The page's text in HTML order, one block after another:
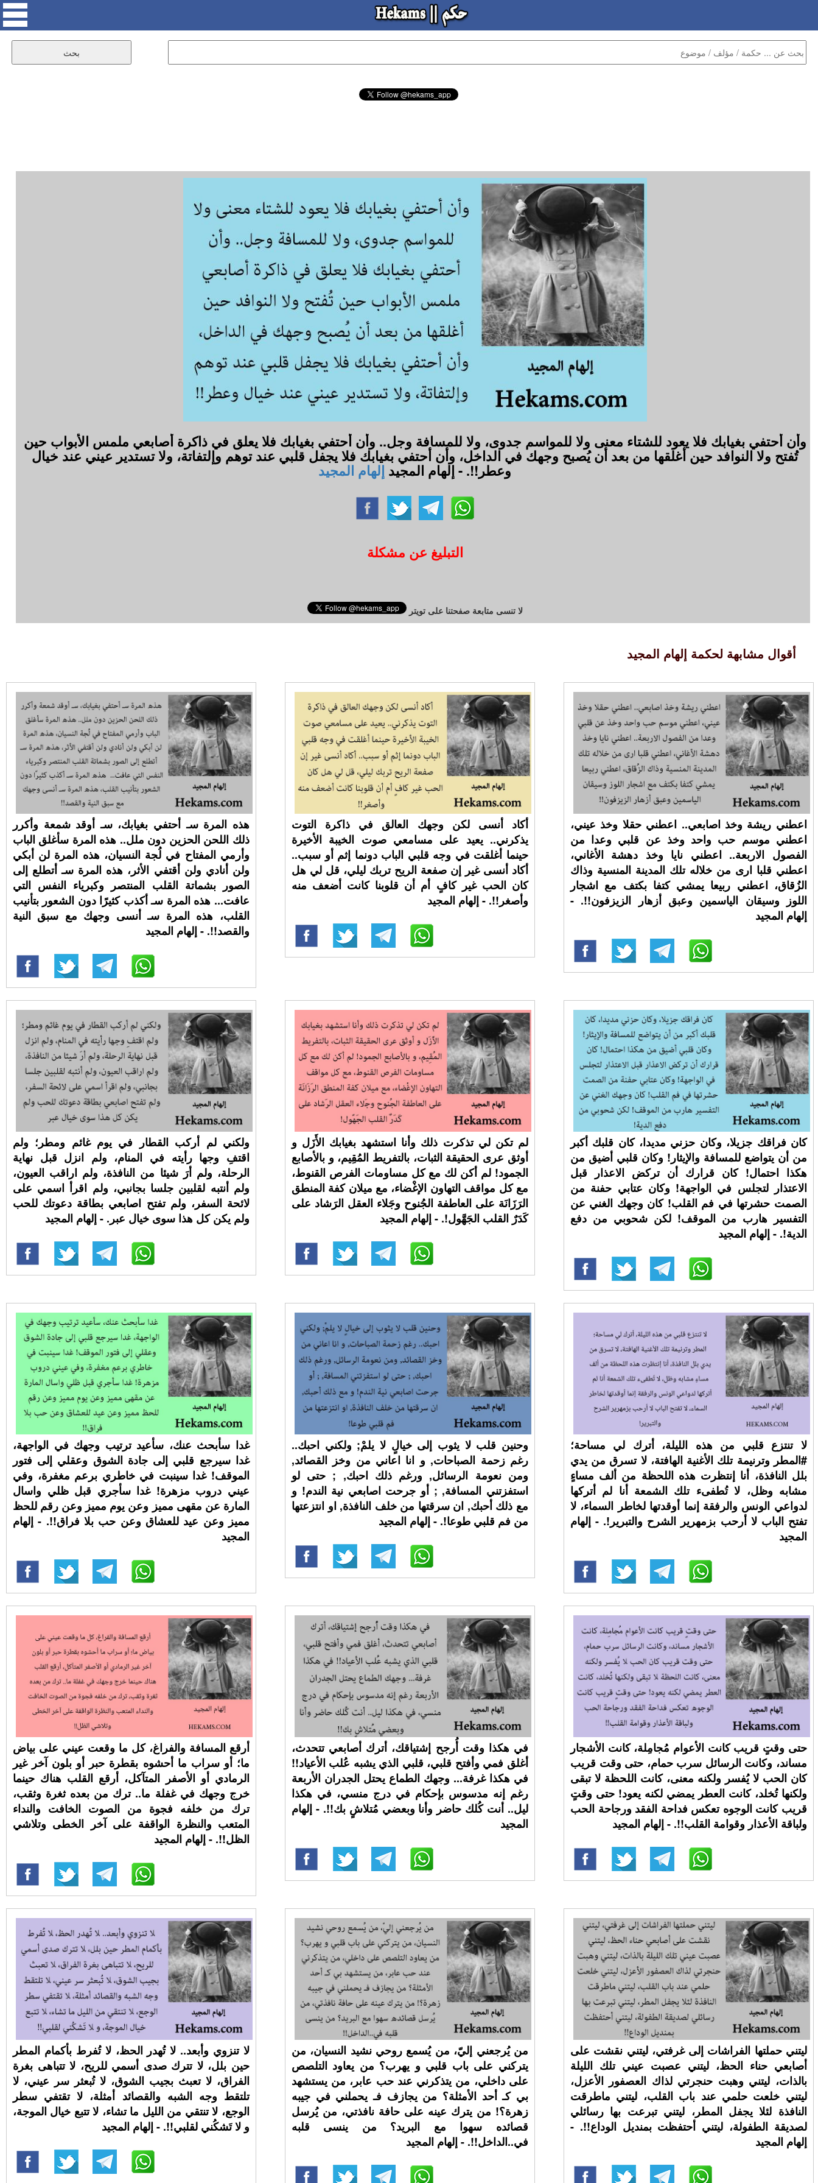
وأن أحتفي بغيابك فلا يعود للشتاء معنى ولا للمواسم جدوى، ولا للمسافة وجل.. وأن أحتفي بغيابك فلا يعلق في ذاكرة أصابعي ملمس الأبواب حين
تُفتح ولا النوافد حين أغلقها من بعد أن يُصبح وجهك في الداخل، وأن أحتفي بغيابك فلا يجفل قلبي عند توهم وإلتفاتة، ولا تستدير عيني عند خيال
وعطر!!. - إلهام المجيد إلهام المجيد
التبليغ عن مشكلة
لا تنسى متابعة صفحتنا على تويتر
أقوال مشابهة لحكمة إلهام المجيد
هذه المرة سـ أحتفي بغيابك، سـ أوقد شمعة وأكرر
ذلك اللحن الحزين دون ملل.. هذه المرة سأغلق الباب
وأرمي المفتاح في لُجة النسيان، هذه المرة لن أبكي
ولن أنادي ولن أقتفي الأثر، هذه المرة سـ أتطلع إلى
الصور بشماتة القلب المنتصر وكبرياء النفس التي
عافت... هذه المرة سـ أكذب كثيرًا دون الشعور بتأنيب
القلب، هذه المرة سـ أنسى وجهك مع سبق النية
والقصد!!. - إلهام المجيد
أكاد أنسى لكن وجهك العالق في ذاكرة التوت
يذكرني.. يعيد على مسامعي صوت الخيبة الأخيرة
حينما أغلقت في وجه قلبي الباب دونما إثم أو سبب..
أكاد أنسى غير إن صفعة الريح تربك ليلي، قل لي هل
كان الحب غير كافٍ أم أن قلوبنا كانت أضعف منه
وأصغر!!. - إلهام المجيد
اعطني ريشة وخذ اصابعي.. اعطني حقلا وخذ عيني،
اعطني موسم حب واحد وخذ عن قلبي وعدا من
الفصول الاربعة.. اعطني نايا وخذ دهشة الأغاني،
اعطني قلبا ارى من خلاله تلك المدينة المنسية وذاك
الزُقاق، اعطني ربيعا يمشي كتفا بكتف مع اشجار
اللوز وسيقان الياسمين وعبق أزهار الزيزفون!!. -
إلهام المجيد
ولكني لم أركب القطار في يوم غائم ومطر؛ ولم
اقتفِ وجها رأيته في المنام، ولم انزل قبل نهاية
الرحلة، ولم أرَ شيئا من النافذة، ولم اراقب العيون،
ولم أنتبه لقلبين جلسا بجانبي، ولم اقرأ اسمي على
لائحة السفر، ولم تفتح اصابعي بطاقة دعوتك للحب
ولم يكن كل هذا سوى خيال عبر. - إلهام المجيد
لم تكن لي تذكرت ذلك وأنا استشهد بغيابك الأَزَل و
أوثق عرى الحقيقة الثبات، بالتفريط المُقِيم، و بالأصابع
الجمود! لم أكن لك مع كل مساومات الفرص القنوط،
مع كل مواقف التهاون الإغْضاء، مع ميلان كفة المنطق
الرَزَانَة على العاطفة الجُنوح وجَلاء العقل الرَشاد على
كَدَرٌ القلب الجَهَّول!. - إلهام المجيد
كان فراقك جزيلا، وكان حزني مديدا، كان قلبك أكبر
من أن يتواضع للمسافة والإيثار! وكان قلبي أضيق من
هكذا احتمال! كان قرارك أن تركض الاعذار قبل
الاعتذار لتجلس في الواجهة! وكان عتابي حفنة من
الصمت حشرتها في فم القلب! كان وجهك الغني عن
التفسير هارب من الموقف! لكن شحوبي من دفع
الدية!. - إلهام المجيد
غدا سأبحث عنك، سأعيد ترتيب وجهك في الواجهة،
غدا سيرجع قلبي إلى جادة الشوق وعقلي إلى فتور
الموقف! غدا سينبت في خاطري برعم مغفرة، وفي
عيني دروب مزهرة! غدا سأجري قبل ظلي واسال
المارة عن مقهى مميز وعن يوم مميز وعن رقم للحظ
مميز وعن عيد للعشاق وعن حب بلا فراق!!. - إلهام
المجيد
وحنين قلب لا يثوب إلى خيالٍ لا يلمْ; ولكني احبك..
رغم زحمة الصباحات, و انا اعاني من وخز القصائد,
ومن نعومة الرسائل, ورغم ذلك احبك, ; حتى لو
استفزتني المسافة, ; أو جرحت اصابعي نية الندم! و
مع ذلك أحبك, ان سرقتها من خلف النافذة, او انتزعتها
من فم قلبي طوعا!. - إلهام المجيد
لا تنتزع قلبي من هذه الليلة، أترك لي مساحة؛
⁧‫#المطر‬⁩ وترنيمة تلك الأغنية الهافتة، لا تسرق من يدي
بلل النافذة، أنا إنتظرت هذه اللحظة من ألف مساءٍ
مشابه وظل، لا تُطفىء تلك الشمعة أنا لم أتركها
لدواعي الونس والرفقة إنما أوقدتها لخاطر السماء، لا
تفتح الباب لا أرحب بزمهرير الشرح والتبرير!. - إلهام
المجيد
أرقع المسافة والفراغ، كل ما وقعت عيني على بياض
ما؛ أو سراب ما أحشوه بقطرة حبر أو بلون آخر غير
الرمادي أو الأصفر المتآكل، أرقع القلب هناك حينما
خرج وجهك في غفلة ما.. ترك من بعده ثغرة وثقب،
ترك من خلفه فجوة من الصوت الخافت والنداء
المتعب والنظرة الواقفة على آخر الخطى وتلاشي
الظل!!. - إلهام المجيد
في هكذا وقت أُرجح إشتياقك، أترك أصابعي تتحدث،
أغلق فمي وأفتح قلبي، قلبي الذي يشبه عُلب الأعياد!!
في هكذا غرفة... وجهك الطماع يحتل الجدران الأربعة
رغم إنه مدسوس بإحكام في درج منسي، في هكذا
ليل.. أنت كُلك حاضر وأنا وبعضي مُتلاشٍ بك!!. - إلهام
المجيد
حتى وقتٍ قريب كانت الأعوام مُجامِلة، كانت الأشجار
مساند، وكانت الرسائل سرب حمام، حتى وقت قريب
كان الحب لا يُفسر ولكنه معنى، كانت اللحظة لا تبقى
ولكنها تُخلد، كانت العطر يمضي لكنه يعود! حتى وقتٍ
قريب كانت الوجوه تعكس فداحة الفقد ورجاحة الحب
ولباقة الأعذار وقوامة القلب!!. - إلهام المجيد
لا تنزوي وأبعد.. لا تُهدر الحظ، لا تُفرط بأكمام المطر
حين بلل، لا تترك صدى أسمي للريح، لا تتباهى بغرة
الفراق، لا تعبث بجيب الشوق، لا تُبعثر سر عيني، لا
تلتقط وجه الشبه والقصائد أمثلة، لا تقتفي سطر
الوجع، لا تنتقي من الليل ما تشاء، لا تتبع خيال الموجة،
و لا تَشكُني لقلبي!!. - إلهام المجيد
من يُرجعني إليّ، من يُسمع روحي نشيد النسيان، من
يتركني على باب قلبي و يهرب؟ من يعاود التلصص
على داخلي، من يتذكرني عند حب عابر، من يستشهد
بي كـ أحد الأمثلة؟ من يجازف فـ يحملني في جيبه
زهرة؟! من يترك عينه على حافة نافذتي، من يُرسل
قصائده سهوا مع البريد؟ من ينسى قلبه
في..الداخل!!. - إلهام المجيد
ليتني حملتها الفراشات إلى غرفتي، ليتني نقشت على
أصابعي حناء الحظ، ليتني عصبت عيني تلك الليلة
بالذات، ليتني وهبت حنجرتي لذاك العصفور الأعزل،
ليتني خلعت حلمي عند باب القلب، ليتني ماطرقت
النافذة لئلا يجفل المطر، ليتني تبرعت بها رسائلي
لصديقة الطفولة، ليتني أحتفظت بمنديل الوداع!!. -
إلهام المجيد